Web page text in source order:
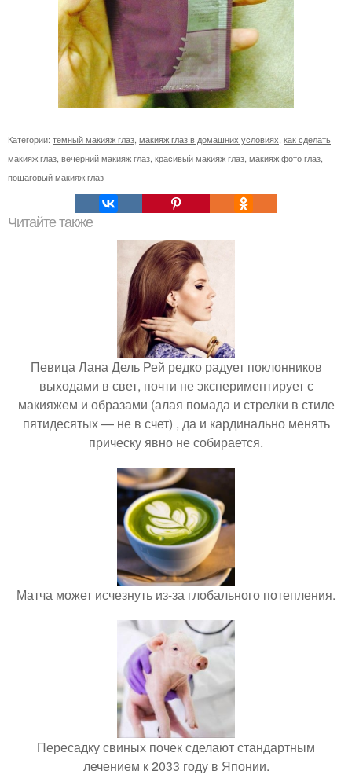
Категории: темный макияж глаз макияж глаз в домашних условиях как сделать
макияж глаз вечерний макияж глаз красивый макияж глаз макияж фото глаз
пошаговый макияж глаз
Читайте также
Певица Лана Дель Рей редко радует поклонников
выходами в свет, почти не экспериментирует с
макияжем и образами (алая помада и стрелки в стиле
пятидесятых — не в счет) , да и кардинально менять
прическу явно не собирается.
Матча может исчезнуть из-за глобального потепления.
Пересадку свиных почек сделают стандартным
лечением к 2033 году в Японии.